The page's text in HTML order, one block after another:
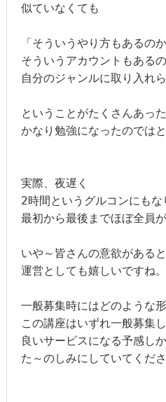
似ていなくても
「そういうやり方もあるのか
そういうアカウントもあるの
自分のジャンルに取り入れら
ということがたくさんあっ
かなり勉強になったのではと
実際、夜遅く
2時間というグルコンにもな
最初から最後までほぼ全員
いや～皆さんの意欲があると
運営としても嬉しいですね。
一般募集時にはどのような
この講座はいずれ一般募集し
良いサービスになる予感しか
た～のしみにしていてくだ